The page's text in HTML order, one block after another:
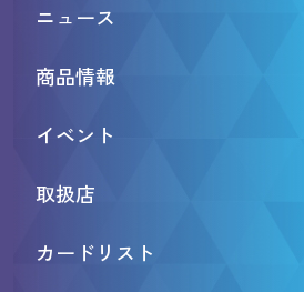
ニュース
商品情報
イベント
取扱店
カードリスト